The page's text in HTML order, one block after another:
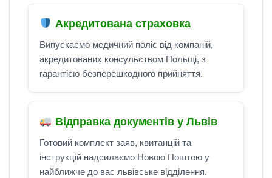
Акредитована страховка
Випускаємо медичний поліс від компаній,
акредитованих консульством Польщі, з
гарантією безперешкодного прийняття.
Відправка документів у Львів
Готовий комплект заяв, квитанцій та
інструкцій надсилаємо Новою Поштою у
найближче до вас львівське відділення.